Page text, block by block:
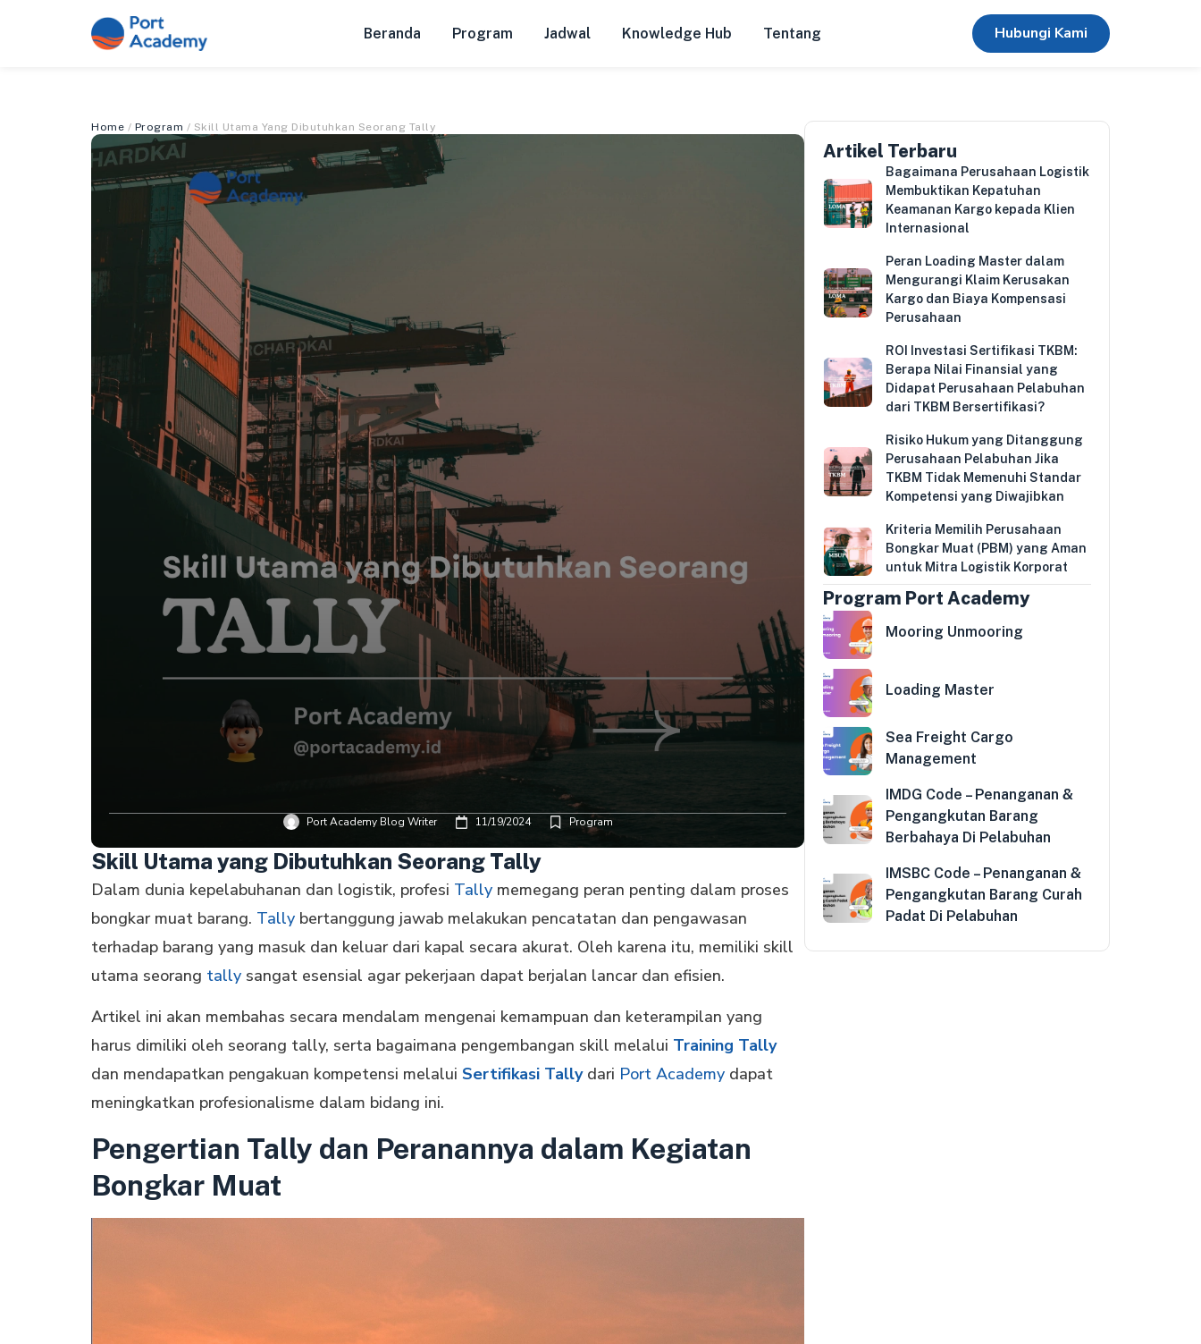
Beranda Program Jadwal Knowledge Hub Tentang Hubungi Kami
Home / Program / Skill Utama Yang Dibutuhkan Seorang Tally
Port Academy Blog Writer 11/19/2024 Program
Skill Utama yang Dibutuhkan Seorang Tally
Dalam dunia kepelabuhanan dan logistik, profesi Tally memegang peran penting dalam proses
bongkar muat barang. Tally bertanggung jawab melakukan pencatatan dan pengawasan
terhadap barang yang masuk dan keluar dari kapal secara akurat. Oleh karena itu, memiliki skill
utama seorang tally sangat esensial agar pekerjaan dapat berjalan lancar dan efisien.
Artikel ini akan membahas secara mendalam mengenai kemampuan dan keterampilan yang
harus dimiliki oleh seorang tally, serta bagaimana pengembangan skill melalui Training Tally
dan mendapatkan pengakuan kompetensi melalui Sertifikasi Tallydari Port Academy dapat
meningkatkan profesionalisme dalam bidang ini.
Pengertian Tally dan Peranannya dalam Kegiatan
Bongkar Muat
Artikel Terbaru
Bagaimana Perusahaan Logistik
Membuktikan Kepatuhan
Keamanan Kargo kepada Klien
Internasional
Peran Loading Master dalam
Mengurangi Klaim Kerusakan
Kargo dan Biaya Kompensasi
Perusahaan
ROI Investasi Sertifikasi TKBM:
Berapa Nilai Finansial yang
Didapat Perusahaan Pelabuhan
dari TKBM Bersertifikasi?
Risiko Hukum yang Ditanggung
Perusahaan Pelabuhan Jika
TKBM Tidak Memenuhi Standar
Kompetensi yang Diwajibkan
Kriteria Memilih Perusahaan
Bongkar Muat (PBM) yang Aman
untuk Mitra Logistik Korporat
Program Port Academy
Mooring Unmooring
Loading Master
Sea Freight Cargo
Management
IMDG Code – Penanganan &
Pengangkutan Barang
Berbahaya Di Pelabuhan
IMSBC Code – Penanganan &
Pengangkutan Barang Curah
Padat Di Pelabuhan